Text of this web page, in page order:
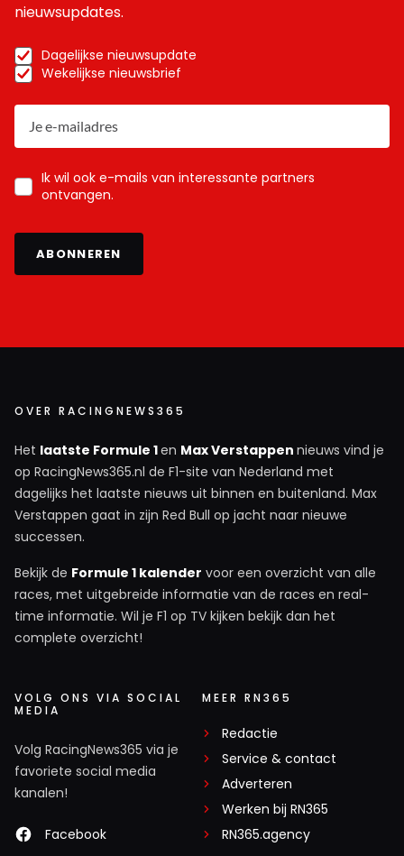
nieuwsupdates.
Dagelijkse nieuwsupdate
Wekelijkse nieuwsbrief
Ik wil ook e-mails van interessante partners
ontvangen.
ABONNEREN
OVER RACINGNEWS365
Het laatste Formule 1en Max Verstappen nieuws vind je
op RacingNews365.nl de F1-site van Nederland met
dagelijks het laatste nieuws uit binnen en buitenland. Max
Verstappen gaat in zijn Red Bull op jacht naar nieuwe
successen.
Bekijk de Formule 1 kalender voor een overzicht van alle
races, met uitgebreide informatie van de races en real-
time informatie. Wil je F1 op TV kijken bekijk dan het
complete overzicht!
VOLG ONS VIA SOCIAL
MEDIA
Volg RacingNews365 via je
favoriete social media
kanalen!
Facebook
MEER RN365
Redactie
Service & contact
Adverteren
Werken bij RN365
RN365.agency